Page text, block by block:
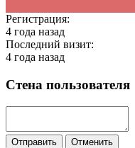
Регистрация:
4 года назад
Последний визит:
4 года назад
Стена пользователя
Отправить Отменить